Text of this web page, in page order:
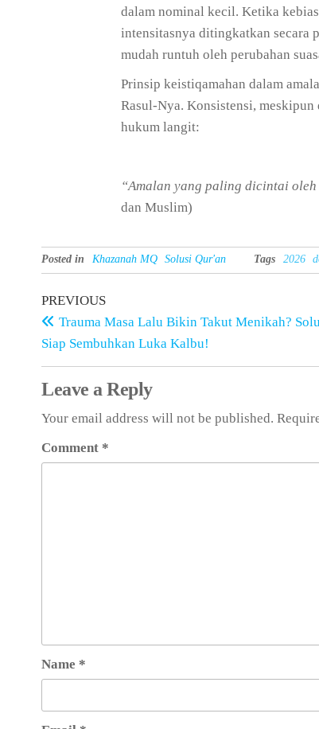
dalam nominal kecil. Ketika
intensitasnya ditingkatkan secara
mudah runtuh oleh perubahan
Prinsip keistiqamahan dalam
Rasul-Nya. Konsistensi,
hukum langit:
“Amalan yang paling dicintai
dan Muslim)
Posted in Khazanah MQ Solusi Qur'an Tags 2026
PREVIOUS
Trauma Masa Lalu Bikin Takut Menikah?
Siap Sembuhkan Luka Kalbu!
Leave a Reply
Your email address will not be published.
Comment *
Name *